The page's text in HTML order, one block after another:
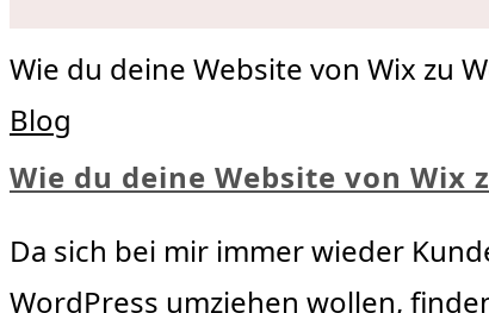
Wie du deine Website von Wix zu
Blog
Wie du deine Website von Wix
Da sich bei mir immer wieder
WordPress umziehen wollen,